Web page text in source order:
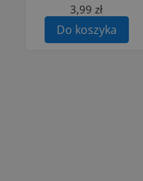
3,99 zł
Do koszyka